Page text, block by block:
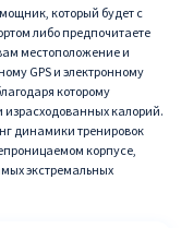
который будет с
либо предпочитаете
местоположение и
GPS и электронному
которому
израсходованных калорий.
динамики тренировок
корпусе,
экстремальных